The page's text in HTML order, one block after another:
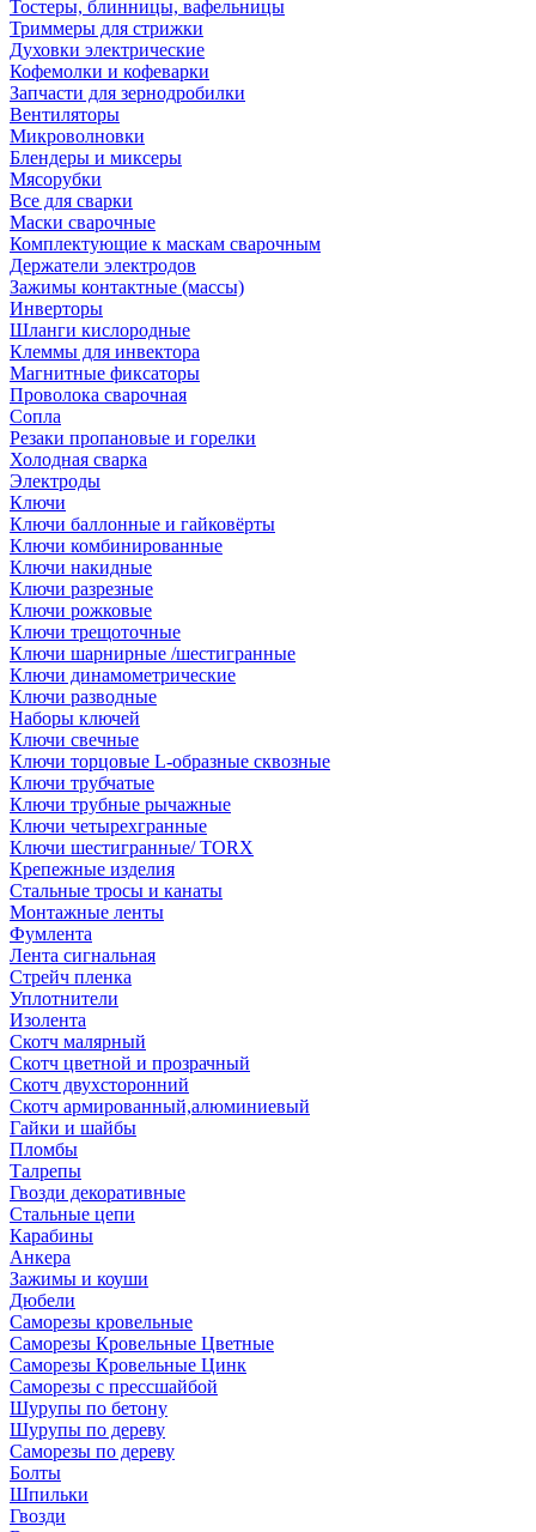
Тостеры, блинницы, вафельницы
Триммеры для стрижки
Духовки электрические
Кофемолки и кофеварки
Запчасти для зернодробилки
Вентиляторы
Микроволновки
Блендеры и миксеры
Мясорубки
Все для сварки
Маски сварочные
Комплектующие к маскам сварочным
Держатели электродов
Зажимы контактные (массы)
Инверторы
Шланги кислородные
Клеммы для инвектора
Магнитные фиксаторы
Проволока сварочная
Сопла
Резаки пропановые и горелки
Холодная сварка
Электроды
Ключи
Ключи баллонные и гайковёрты
Ключи комбинированные
Ключи накидные
Ключи разрезные
Ключи рожковые
Ключи трещоточные
Ключи шарнирные /шестигранные
Ключи динамометрические
Ключи разводные
Наборы ключей
Ключи свечные
Ключи торцовые L-образные сквозные
Ключи трубчатые
Ключи трубные рычажные
Ключи четырехгранные
Ключи шестигранные/ TORX
Крепежные изделия
Стальные тросы и канаты
Монтажные ленты
Фумлента
Лента сигнальная
Стрейч пленка
Уплотнители
Изолента
Скотч малярный
Скотч цветной и прозрачный
Скотч двухсторонний
Скотч армированный,алюминиевый
Гайки и шайбы
Пломбы
Талрепы
Гвозди декоративные
Стальные цепи
Карабины
Анкера
Зажимы и коуши
Дюбели
Саморезы кровельные
Саморезы Кровельные Цветные
Саморезы Кровельные Цинк
Саморезы с прессшайбой
Шурупы по бетону
Шурупы по дереву
Саморезы по дереву
Болты
Шпильки
Гвозди